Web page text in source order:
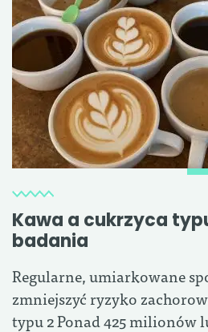
Kawa a cukrzyca
badania
Regularne, umiarkowane
zmniejszyć ryzyko
typu 2 Ponad 425 milionów